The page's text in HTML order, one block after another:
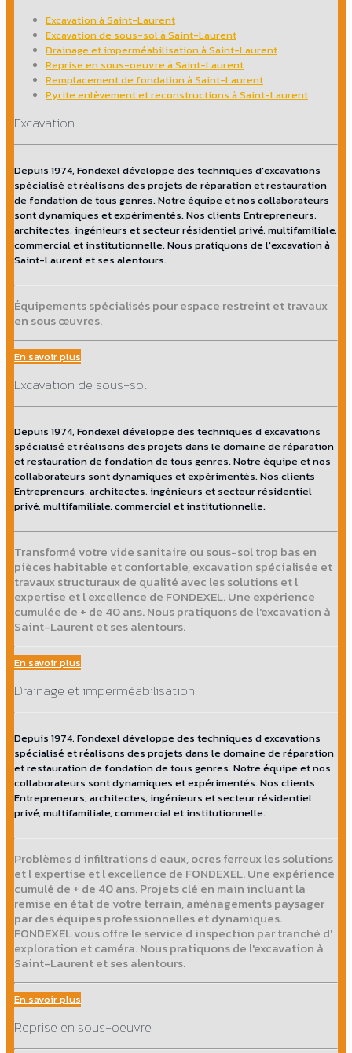
Excavation à Saint-Laurent
Excavation de sous-sol à Saint-Laurent
Drainage et imperméabilisation à Saint-Laurent
Reprise en sous-oeuvre à Saint-Laurent
Remplacement de fondation à Saint-Laurent
Pyrite enlèvement et reconstructions à Saint-Laurent
Excavation
Depuis 1974, Fondexel développe des techniques d'excavations
spécialisé et réalisons des projets de réparation et restauration
de fondation de tous genres. Notre équipe et nos collaborateurs
sont dynamiques et expérimentés. Nos clients Entrepreneurs,
architectes, ingénieurs et secteur résidentiel privé, multifamiliale,
commercial et institutionnelle. Nous pratiquons de l'excavation à
Saint-Laurent et ses alentours.
Équipements spécialisés pour espace restreint et travaux
en sous œuvres.
En savoir plus
Excavation de sous-sol
Depuis 1974, Fondexel développe des techniques d excavations
spécialisé et réalisons des projets dans le domaine de réparation
et restauration de fondation de tous genres. Notre équipe et nos
collaborateurs sont dynamiques et expérimentés. Nos clients
Entrepreneurs, architectes, ingénieurs et secteur résidentiel
privé, multifamiliale, commercial et institutionnelle.
Transformé votre vide sanitaire ou sous-sol trop bas en
pièces habitable et confortable, excavation spécialisée et
travaux structuraux de qualité avec les solutions et l
expertise et l excellence de FONDEXEL. Une expérience
cumulée de + de 40 ans. Nous pratiquons de l'excavation à
Saint-Laurent et ses alentours.
En savoir plus
Drainage et imperméabilisation
Depuis 1974, Fondexel développe des techniques d excavations
spécialisé et réalisons des projets dans le domaine de réparation
et restauration de fondation de tous genres. Notre équipe et nos
collaborateurs sont dynamiques et expérimentés. Nos clients
Entrepreneurs, architectes, ingénieurs et secteur résidentiel
privé, multifamiliale, commercial et institutionnelle.
Problèmes d infiltrations d eaux, ocres ferreux les solutions
et l expertise et l excellence de FONDEXEL. Une expérience
cumulé de + de 40 ans. Projets clé en main incluant la
remise en état de votre terrain, aménagements paysager
par des équipes professionnelles et dynamiques.
FONDEXEL vous offre le service d inspection par tranché d'
exploration et caméra. Nous pratiquons de l'excavation à
Saint-Laurent et ses alentours.
En savoir plus
Reprise en sous-oeuvre